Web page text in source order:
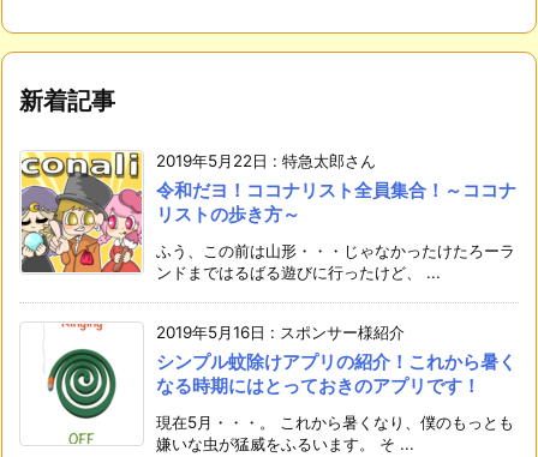
新着記事
2019年5月22日 : 特急太郎さん
令和だヨ！ココナリスト全員集合！～ココナ
リストの歩き方～
ふう、この前は山形・・・じゃなかったけたろーラ
ンドまではるばる遊びに行ったけど、 ...
2019年5月16日 : スポンサー様紹介
シンプル蚊除けアプリの紹介！これから暑く
なる時期にはとっておきのアプリです！
現在5月・・・。 これから暑くなり、僕のもっとも
嫌いな虫が猛威をふるいます。 そ ...